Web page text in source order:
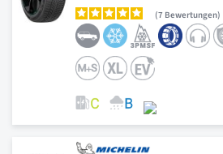
7 Bewertungen